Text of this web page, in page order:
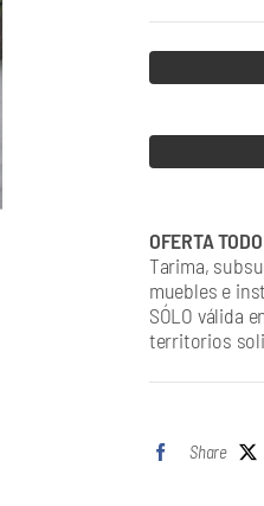
OFERTA
Tarima,
muebles e
SÓLO válida
territorios
Share